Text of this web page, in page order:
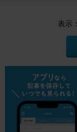
表示：